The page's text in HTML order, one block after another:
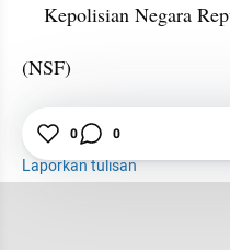
Kepolisian Negara
(NSF)
BSU BPJS
Laporkan tulisan
0 0